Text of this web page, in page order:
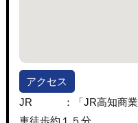
アクセス
JR ：「JR高知商業
車徒歩約１５分